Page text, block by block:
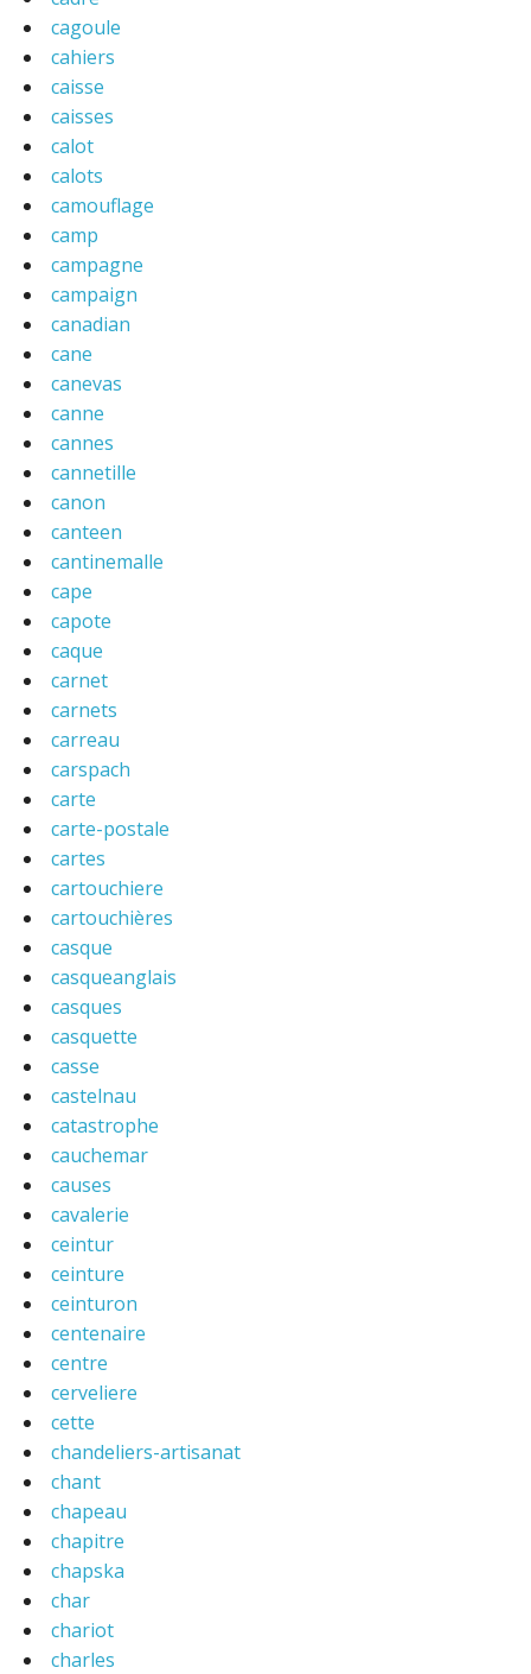
cagoule
cahiers
caisse
caisses
calot
calots
camouflage
camp
campagne
campaign
canadian
cane
canevas
canne
cannes
cannetille
canon
canteen
cantinemalle
cape
capote
caque
carnet
carnets
carreau
carspach
carte
carte-postale
cartes
cartouchiere
cartouchières
casque
casqueanglais
casques
casquette
casse
castelnau
catastrophe
cauchemar
causes
cavalerie
ceintur
ceinture
ceinturon
centenaire
centre
cerveliere
cette
chandeliers-artisanat
chant
chapeau
chapitre
chapska
char
chariot
charles